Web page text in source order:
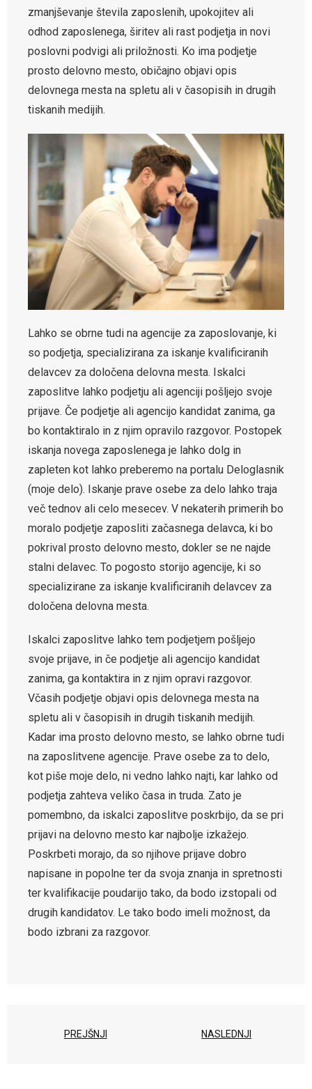
zmanjševanje števila zaposlenih, upokojitev ali
odhod zaposlenega, širitev ali rast podjetja in novi
poslovni podvigi ali priložnosti. Ko ima podjetje
prosto delovno mesto, običajno objavi opis
delovnega mesta na spletu ali v časopisih in drugih
tiskanih medijih.
Lahko se obrne tudi na agencije za zaposlovanje, ki
so podjetja, specializirana za iskanje kvalificiranih
delavcev za določena delovna mesta. Iskalci
zaposlitve lahko podjetju ali agenciji pošljejo svoje
prijave. Če podjetje ali agencijo kandidat zanima, ga
bo kontaktiralo in z njim opravilo razgovor. Postopek
iskanja novega zaposlenega je lahko dolg in
zapleten kot lahko preberemo na portalu Deloglasnik
(moje delo). Iskanje prave osebe za delo lahko traja
več tednov ali celo mesecev. V nekaterih primerih bo
moralo podjetje zaposliti začasnega delavca, ki bo
pokrival prosto delovno mesto, dokler se ne najde
stalni delavec. To pogosto storijo agencije, ki so
specializirane za iskanje kvalificiranih delavcev za
določena delovna mesta.
Iskalci zaposlitve lahko tem podjetjem pošljejo
svoje prijave, in če podjetje ali agencijo kandidat
zanima, ga kontaktira in z njim opravi razgovor.
Včasih podjetje objavi opis delovnega mesta na
spletu ali v časopisih in drugih tiskanih medijih.
Kadar ima prosto delovno mesto, se lahko obrne tudi
na zaposlitvene agencije. Prave osebe za to delo,
kot piše moje delo, ni vedno lahko najti, kar lahko od
podjetja zahteva veliko časa in truda. Zato je
pomembno, da iskalci zaposlitve poskrbijo, da se pri
prijavi na delovno mesto kar najbolje izkažejo.
Poskrbeti morajo, da so njihove prijave dobro
napisane in popolne ter da svoja znanja in spretnosti
ter kvalifikacije poudarijo tako, da bodo izstopali od
drugih kandidatov. Le tako bodo imeli možnost, da
bodo izbrani za razgovor.
PREJŠNJI NASLEDNJI